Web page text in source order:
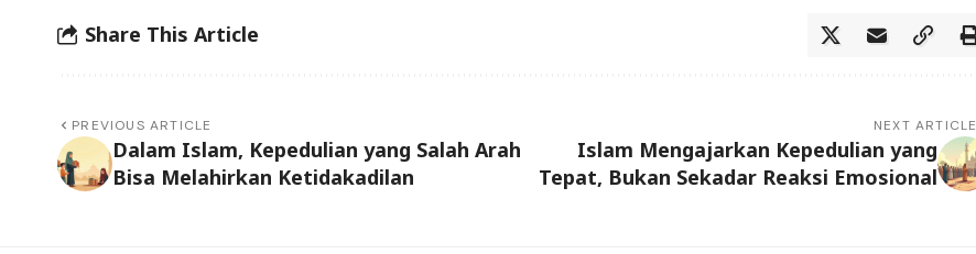
Share This Article
PREVIOUS ARTICLE
Dalam Islam, Kepedulian yang Salah Arah
Bisa Melahirkan Ketidakadilan
NEXT ARTICLE
Islam Mengajarkan Kepedulian yang
Tepat, Bukan Sekadar Reaksi Emosional